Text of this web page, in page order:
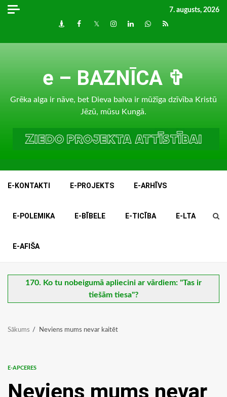
Skip
7. augusts, 2026
DraugiemFacebook
TwitterInstagram
LinkedInwhatsapp
RSS
e – BAZNĪCA ✞
Grēka alga ir nāve, bet Dieva balva ir mūžīga dzīvība Kristū
Jēzū, mūsu Kungā.
E-KONTAKTI E-PROJEKTS E-ARHĪVS
E-POLEMIKA E-BĪBELE E-TICĪBA E-LTA
E-AFIŠA
170. Ko tu nobeigumā apliecini ar vārdiem: "Tas ir
tiešām tiesa"?
Sākums Neviens mums nevar kaitēt
E-APCERES
Neviens mums nevar